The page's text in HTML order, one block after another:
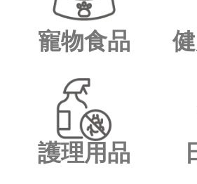
寵物食品
護理用品